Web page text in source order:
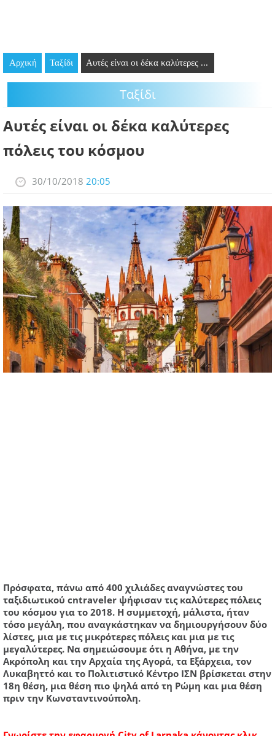
ΘΕΣΕΙΣ ΕΡΓΑΣΙΑΣ
ΠΡΟΣΩΠΑ
ΛΑΡΝΑΚΑ 2030
ΠΕΡΙΣΣΟΤΕΡΑ
Αρχική Ταξίδι Αυτές είναι οι δέκα καλύτερες ...
Ταξίδι
Αυτές είναι οι δέκα καλύτερες
πόλεις του κόσμου
30/10/2018 20:05
Πρόσφατα, πάνω από 400 χιλιάδες αναγνώστες του
ταξιδιωτικού cntraveler ψήφισαν τις καλύτερες πόλεις
του κόσμου για το 2018. Η συμμετοχή, μάλιστα, ήταν
τόσο μεγάλη, που αναγκάστηκαν να δημιουργήσουν δύο
λίστες, μια με τις μικρότερες πόλεις και μια με τις
μεγαλύτερες. Να σημειώσουμε ότι η Αθήνα, με την
Ακρόπολη και την Αρχαία της Αγορά, τα Εξάρχεια, τον
Λυκαβηττό και το Πολιτιστικό Κέντρο ΙΣΝ βρίσκεται στην
18η θέση, μια θέση πιο ψηλά από τη Ρώμη και μια θέση
πριν την Κωνσταντινούπολη.